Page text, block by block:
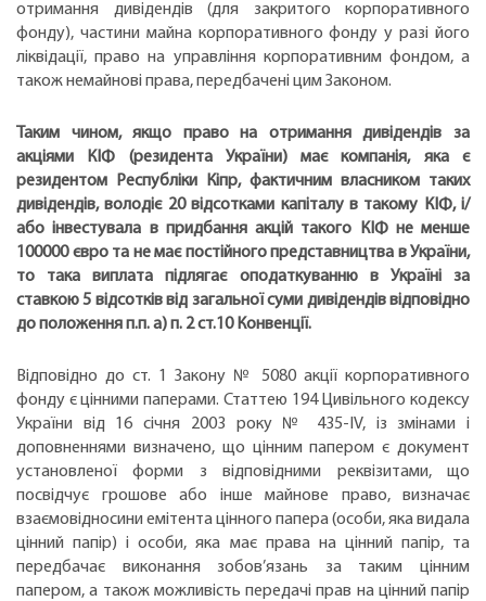
отримання дивідендів (для закритого корпоративного
фонду), частини майна корпоративного фонду у разі його
ліквідації, право на управління корпоративним фондом, а
також немайнові права, передбачені цим Законом.
Таким чином, якщо право на отримання дивідендів за
акціями КІФ (резидента України) має компанія, яка є
резидентом Республіки Кіпр, фактичним власником таких
дивідендів, володіє 20 відсотками капіталу в такому КІФ, і/
або інвестувала в придбання акцій такого КІФ не менше
100000 євро та не має постійного представництва в України,
то така виплата підлягає оподаткуванню в Україні за
ставкою 5 відсотків від загальної суми дивідендів відповідно
до положення п.п. а) п. 2 ст.10 Конвенції.
Відповідно до ст. 1 Закону № 5080 акції корпоративного
фонду є цінними паперами. Статтею 194 Цивільного кодексу
України від 16 січня 2003 року № 435-ІV, із змінами і
доповненнями визначено, що цінним папером є документ
установленої форми з відповідними реквізитами, що
посвідчує грошове або інше майнове право, визначає
взаємовідносини емітента цінного папера (особи, яка видала
цінний папір) і особи, яка має права на цінний папір, та
передбачає виконання зобов’язань за таким цінним
папером, а також можливість передачі прав на цінний папір